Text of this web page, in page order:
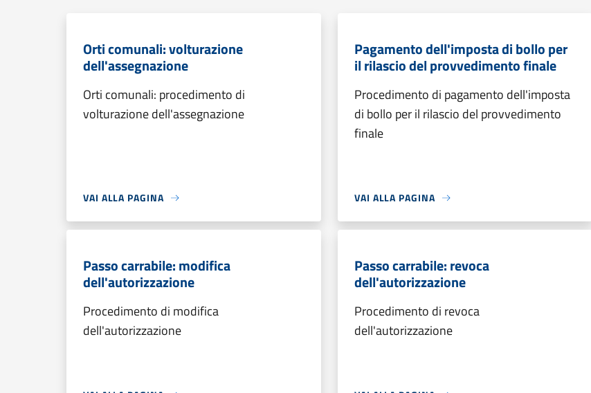
Orti comunali: volturazione
dell'assegnazione
Orti comunali: procedimento di
volturazione dell'assegnazione
VAI ALLA PAGINA
Pagamento dell'imposta di bollo per
il rilascio del provvedimento finale
Procedimento di pagamento dell'imposta
di bollo per il rilascio del provvedimento
finale
VAI ALLA PAGINA
Passo carrabile: modifica
dell'autorizzazione
Procedimento di modifica
dell'autorizzazione
Passo carrabile: revoca
dell'autorizzazione
Procedimento di revoca
dell'autorizzazione